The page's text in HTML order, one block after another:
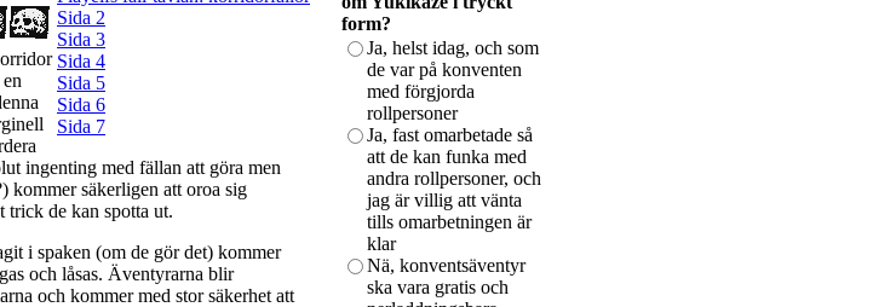
Sida 2
Sida 3
Sida 4
Sida 5
Sida 6
Sida 7
ingenting med fällan att göra men
kommer säkerligen att oroa sig
trick de kan spotta ut.
i spaken (om de gör det) kommer
och låsas. Äventyrarna blir
och kommer med stor säkerhet att
form?
Ja, helst idag, och som
de var på konventen
med förgjorda
rollpersoner
Ja, fast omarbetade så
att de kan funka med
andra rollpersoner, och
jag är villig att vänta
tills omarbetningen är
klar
Nä, konventsäventyr
ska vara gratis och